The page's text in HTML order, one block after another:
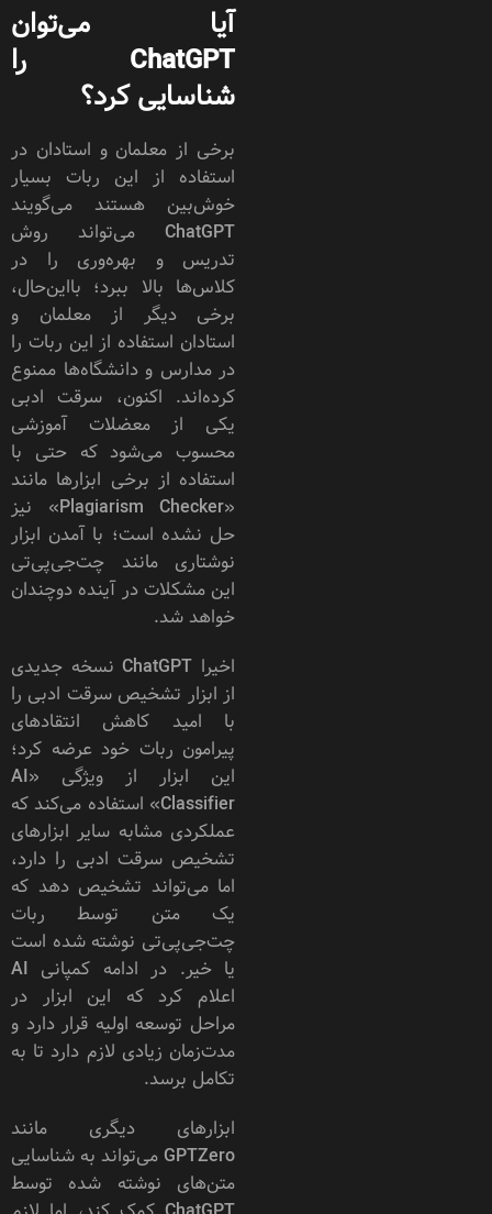
آیا می‌توان
ChatGPT را
شناسایی کرد؟
برخی از معلمان و استادان در
استفاده از این ربات بسیار
خوش‌بین هستند می‌گویند
ChatGPT می‌تواند روش
تدریس و بهره‌وری را در
کلاس‌ها بالا ببرد؛ با‌این‌حال،
برخی دیگر از معلمان و
استادان استفاده از این ربات را
در مدارس و دانشگاه‌ها ممنوع
کرده‌اند. اکنون، سرقت ادبی
یکی از معضلات آموزشی
محسوب می‌شود که حتی با
استفاده از برخی ابزارها مانند
«Plagiarism Checker» نیز
حل نشده است؛ با آمدن ابزار
نوشتاری مانند چت‌جی‌پی‌تی
این مشکلات در آینده دوچندان
خواهد شد.
اخیرا ChatGPT نسخه جدیدی
از ابزار تشخیص سرقت ادبی را
با امید کاهش انتقاد‌های
پیرامون ربات خود عرضه کرد؛
این ابزار از ویژگی «AI
Classifier» استفاده می‌کند که
عملکردی مشابه سایر ابزارهای
تشخیص سرقت ادبی را دارد،
اما می‌تواند تشخیص دهد که
یک متن توسط ربات
چت‌جی‌پی‌تی نوشته شده است
یا خیر. در ادامه کمپانی AI
اعلام کرد که این ابزار در
مراحل توسعه اولیه قرار دارد و
مدت‌زمان زیادی لازم دارد تا به
تکامل برسد.
ابزارهای دیگری مانند
GPTZero می‌تواند به شناسایی
متن‌های نوشته شده توسط